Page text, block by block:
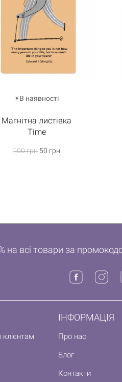
В наявності
Магнітна листівка
Time
100 грн 50 грн
на всі товари за
ІНФОРМАЦІЯ
Про нас
Блог
Контакти